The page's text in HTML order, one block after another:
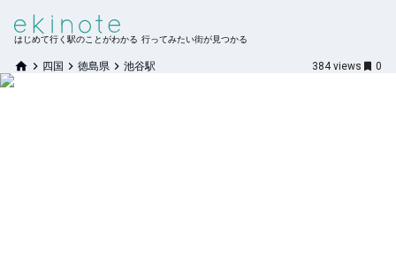
はじめて行く駅のことがわかる 行ってみたい街が見つかる
四国 徳島県 池谷駅 384 views 0